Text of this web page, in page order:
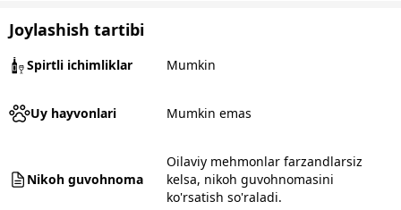
Joylashish tartibi
Spirtli ichimliklar Mumkin
Uy hayvonlari Mumkin emas
Nikoh guvohnoma
Oilaviy mehmonlar farzandlarsiz
kelsa, nikoh guvohnomasini
ko'rsatish so'raladi.